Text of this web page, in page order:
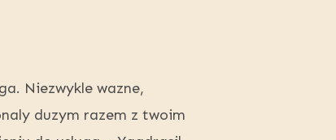
Niezwykle wazne,
duzym razem z twoim